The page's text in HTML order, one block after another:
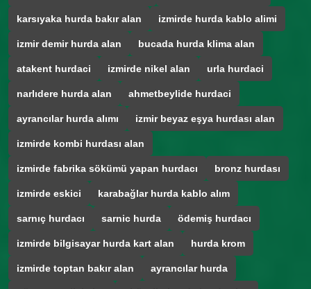
karsıyaka hurda bakır alan izmirde hurda kablo alimi
izmir demir hurda alan bucada hurda klima alan
atakent hurdaci izmirde nikel alan urla hurdaci
narlıdere hurda alan ahmetbeylide hurdaci
ayrancılar hurda alımı izmir beyaz eşya hurdası alan
izmirde kombi hurdası alan
izmirde fabrika sökümü yapan hurdacı bronz hurdası
izmirde eskici karabağlar hurda kablo alım
sarnıç hurdacı sarnic hurda ödemiş hurdacı
izmirde bilgisayar hurda kart alan hurda krom
izmirde toptan bakır alan ayrancılar hurda